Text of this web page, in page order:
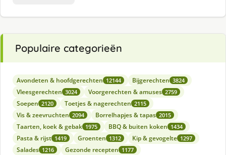
Populaire categorieën
Avondeten & hoofdgerechten 12144 Bijgerechten 3824
Vleesgerechten 3024 Voorgerechten & amuses 2759
Soepen 2120 Toetjes & nagerechten 2115
Vis & zeevruchten 2094 Borrelhapjes & tapas 2015
Taarten, koek & gebak 1975 BBQ & buiten koken 1434
Pasta & rijst 1419 Groenten 1312 Kip & gevogelte 1297
Salades 1216 Gezonde recepten 1177